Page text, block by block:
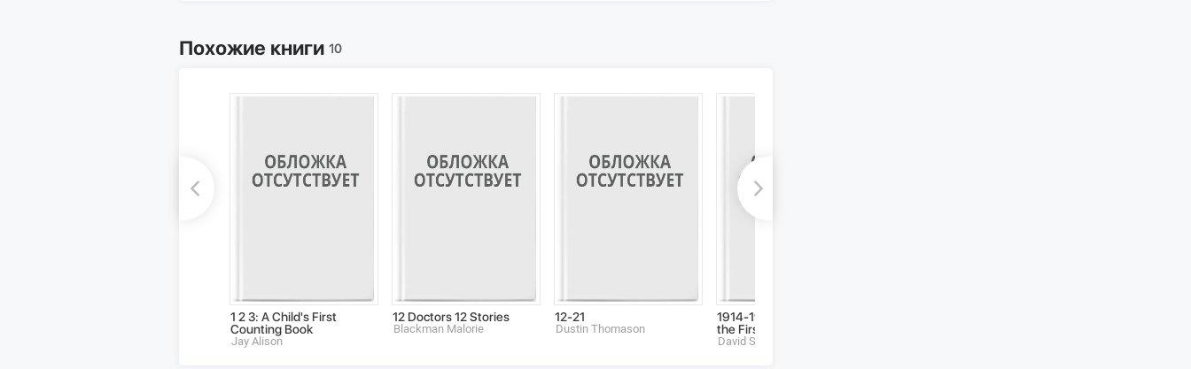
Похожие книги 10
1 2 3: A Child's First
Counting Book
Jay Alison
12 Doctors 12 Stories
Blackman Malorie
12-21
Dustin Thomason
1914-1918: The History of
the First World War
David Stevenson